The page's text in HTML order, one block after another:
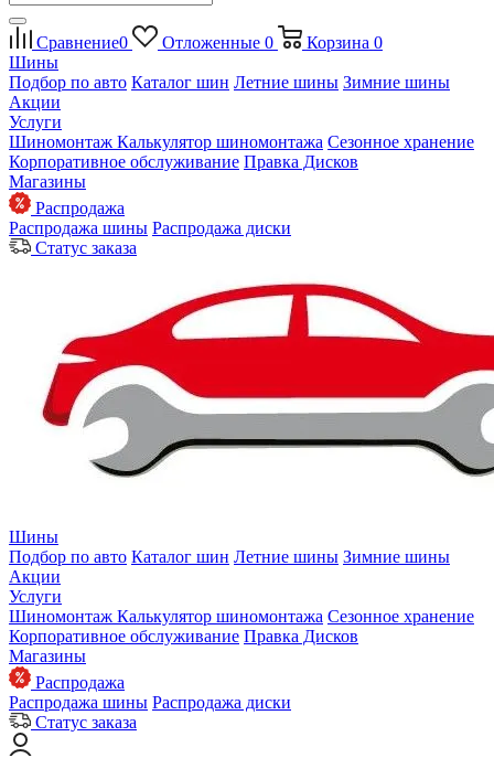
Сравнение0 Отложенные 0 Корзина 0
Шины
Подбор по авто Каталог шин Летние шины Зимние шины
Акции
Услуги
Шиномонтаж Калькулятор шиномонтажа Сезонное хранение
Корпоративное обслуживание Правка Дисков
Магазины
Распродажа
Распродажа шины Распродажа диски
Статус заказа
Шины
Подбор по авто Каталог шин Летние шины Зимние шины
Акции
Услуги
Шиномонтаж Калькулятор шиномонтажа Сезонное хранение
Корпоративное обслуживание Правка Дисков
Магазины
Распродажа
Распродажа шины Распродажа диски
Статус заказа